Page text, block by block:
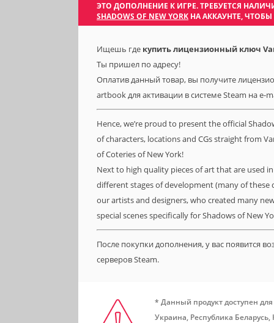
ЭТО ДОПОЛНЕНИЕ К ИГРЕ. ТРЕБУЕТСЯ
SHADOWS OF NEW YORK НА АККАУНТЕ,
Ищешь где купить лицензионный ключ
Ты пришел по адресу!
Оплатив данный товар, вы получите
artbook для активации в системе Steam на e-
Hence, we’re proud to present the official
of characters, locations and CGs straight from
of Coteries of New York!
Next to high quality pieces of art that are used
different stages of development (many of these
our artists and designers, who created many
special scenes specifically for Shadows of New
После покупки дополнения, у вас появится
серверов Steam.
* Данный продукт доступен
Украина, Республика